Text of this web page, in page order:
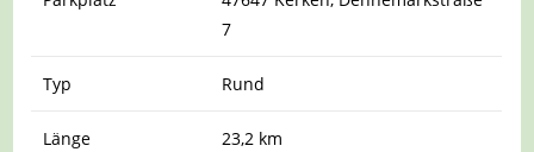
7
Typ Rund
Länge 23,2 km